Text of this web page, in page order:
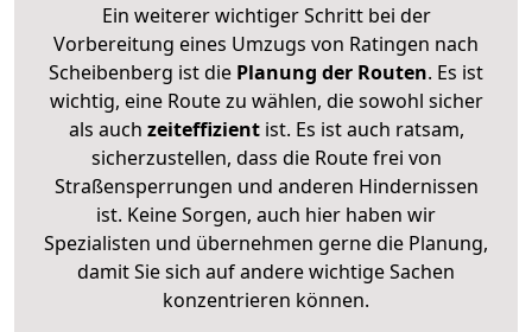
Ein weiterer wichtiger Schritt bei der
Vorbereitung eines Umzugs von Ratingen nach
Scheibenberg ist die Planung der Routen. Es ist
wichtig, eine Route zu wählen, die sowohl sicher
als auch zeiteffizientist. Es ist auch ratsam,
sicherzustellen, dass die Route frei von
Straßensperrungen und anderen Hindernissen
ist. Keine Sorgen, auch hier haben wir
Spezialisten und übernehmen gerne die Planung,
damit Sie sich auf andere wichtige Sachen
konzentrieren können.